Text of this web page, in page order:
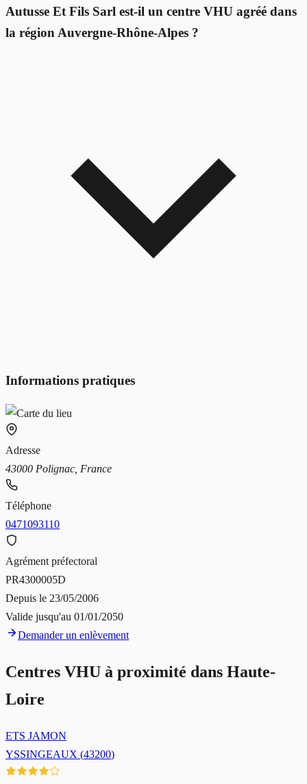
Autusse Et Fils Sarl est-il un centre VHU agréé dans
la région Auvergne-Rhône-Alpes ?
Informations pratiques
Adresse
43000 Polignac, France
Téléphone
0471093110
Agrément préfectoral
PR4300005D
Depuis le 23/05/2006
Valide jusqu'au 01/01/2050
Demander un enlèvement
Centres VHU à proximité dans Haute-
Loire
ETS JAMON
YSSINGEAUX (43200)